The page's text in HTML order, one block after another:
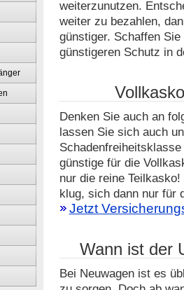
weiterzunutzen.
weiter zu bezahlen,
günstiger. Schaffen
günstigeren Schutz in
Denken Sie auch an
lassen Sie sich auch
günstige für die
nur die reine
klug, sich dann nur für
Jetzt
Wann ist der
Bei Neuwagen ist es